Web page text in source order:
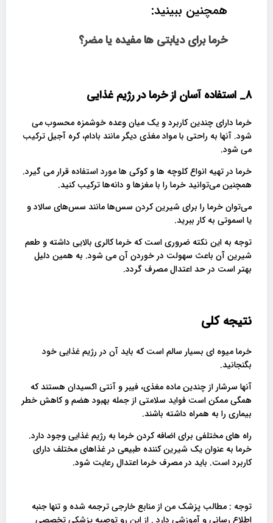
همچنین ببینید:
خرما برای دیابتی ها مفیده یا مضر؟
8_ استفاده آسان از خرما در رژیم غذایی
خرما دارای چندین کاربرد و یک میان وعده خوشمزه محسوب می
شود. آنها به راحتی با مواد مغذی دیگر مانند بادام، کره آجیل ترکیب
می شود.
خرما در تهیه انواع کلوچه ها و کوکی ها مورد استفاده قرار می گیرد.
همچنین می‌توانید خرما را با مغزها و دانه‌ها ترکیب کنید.
می‌توان خرما را برای شیرین کردن سس‌ها مانند سس‌های سالاد و
یا اسموتی به کار ببرید.
توجه به این نکته ضروری است که خرما کالری بالایی داشته و طعم
شیرین آن باعث سهولت در خوردن آن می شود. به همین دلیل
بهتر است در حد اعتدال مصرف گردد.
نتیجه کلی
خرما میوه ای بسیار سالم است که باید آن در رژیم غذایی خود
بگنجانید.
آنها سرشار از چندین ماده مغذی، فیبر و آنتی اکسیدان هستند که
همگی ممکن است فواید سلامتی از جمله بهبود هضم و کاهش خطر
بیماری را به همراه داشته باشند.
راه های مختلفی برای اضافه کردن خرما به رژیم غذایی وجود دارد.
خرما به عنوان یک شیرین کننده طبیعی در غذاهای مختلف دارای
کاربرد است. باید در مصرف خرما اعتدال رعایت شود.
توجه : مطالب پزشک من از منابع خارجی ترجمه شده و تنها جنبه
اطلاع رسانی و آموزشی دارد . از این رو توصیه پزشکی تخصصی